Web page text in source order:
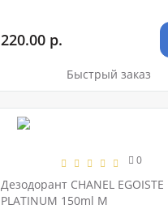
220.00 р.
Быстрый заказ
0
Дезодорант CHANEL EGOISTE
PLATINUM 150ml M